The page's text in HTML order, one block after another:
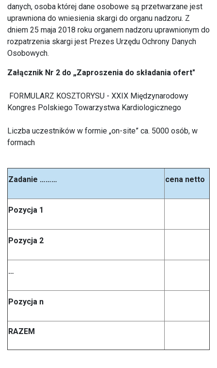
danych, osoba której dane osobowe są przetwarzane jest
uprawniona do wniesienia skargi do organu nadzoru. Z
dniem 25 maja 2018 roku organem nadzoru uprawnionym do
rozpatrzenia skargi jest Prezes Urzędu Ochrony Danych
Osobowych.
Załącznik Nr 2 do „Zaproszenia do składania ofert"
FORMULARZ KOSZTORYSU - XXIX Międzynarodowy
Kongres Polskiego Towarzystwa Kardiologicznego
Liczba uczestników w formie „on-site” ca. 5000 osób, w
formach
Zadanie ……… cena netto
Pozycja 1
Pozycja 2
…
Pozycja n
RAZEM